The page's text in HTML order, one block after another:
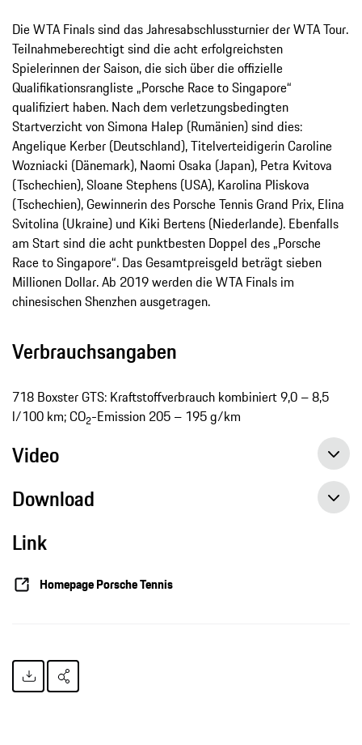
Die WTA Finals sind das Jahresabschlussturnier der WTA Tour.
Teilnahmeberechtigt sind die acht erfolgreichsten
Spielerinnen der Saison, die sich über die offizielle
Qualifikationsrangliste „Porsche Race to Singapore“
qualifiziert haben. Nach dem verletzungsbedingten
Startverzicht von Simona Halep (Rumänien) sind dies:
Angelique Kerber (Deutschland), Titelverteidigerin Caroline
Wozniacki (Dänemark), Naomi Osaka (Japan), Petra Kvitova
(Tschechien), Sloane Stephens (USA), Karolina Pliskova
(Tschechien), Gewinnerin des Porsche Tennis Grand Prix, Elina
Svitolina (Ukraine) und Kiki Bertens (Niederlande). Ebenfalls
am Start sind die acht punktbesten Doppel des „Porsche
Race to Singapore“. Das Gesamtpreisgeld beträgt sieben
Millionen Dollar. Ab 2019 werden die WTA Finals im
chinesischen Shenzhen ausgetragen.
Verbrauchsangaben
718 Boxster GTS: Kraftstoffverbrauch kombiniert 9,0 – 8,5
l/100 km; CO2-Emission 205 – 195 g/km
Video
Download
Link
Homepage Porsche Tennis